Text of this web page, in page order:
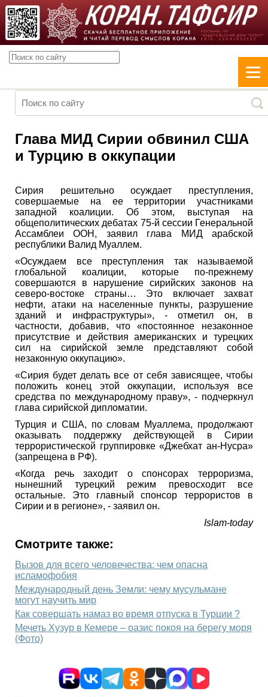
Глава МИД Сирии обвинил США
и Турцию в оккупации
Сирия решительно осуждает преступления,
совершаемые на ее территории участниками
западной коалиции. Об этом, выступая на
общеполитических дебатах 75-й сессии Генеральной
Ассамблеи ООН, заявил глава МИД арабской
республики Валид Муаллем.
«Осуждаем все преступления так называемой
глобальной коалиции, которые по-прежнему
совершаются в нарушение сирийских законов на
северо-востоке страны… Это включает захват
нефти, атаки на населенные пункты, разрушение
зданий и инфраструктуры», - отметил он, в
частности, добавив, что «постоянное незаконное
присутствие и действия американских и турецких
сил на сирийской земле представляют собой
незаконную оккупацию».
«Сирия будет делать все от себя зависящее, чтобы
положить конец этой оккупации, используя все
средства по международному праву», - подчеркнул
глава сирийской дипломатии.
Турция и США, по словам Муаллема, продолжают
оказывать поддержку действующей в Сирии
террористической группировке «Джебхат ан-Нусра»
(запрещена в РФ).
«Когда речь заходит о спонсорах терроризма,
нынешний турецкий режим превосходит все
остальные. Это главный спонсор террористов в
Сирии и в регионе», - заявил он.
Islam-today
Смотрите также:
Вызов для всего человечества: чем опасна
исламофобия
Международный день Земли: чему мусульмане
могут научить мир
Как совершать намаз во время отпуска в Турции ?
Мечеть Хузур в Кемере – оазис покоя на берегу моря
(Фото)